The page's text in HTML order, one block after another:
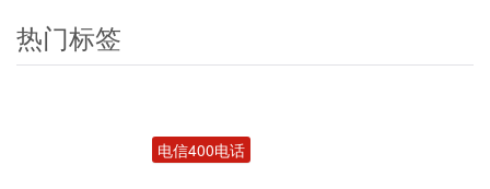
热门标签
电信400电话